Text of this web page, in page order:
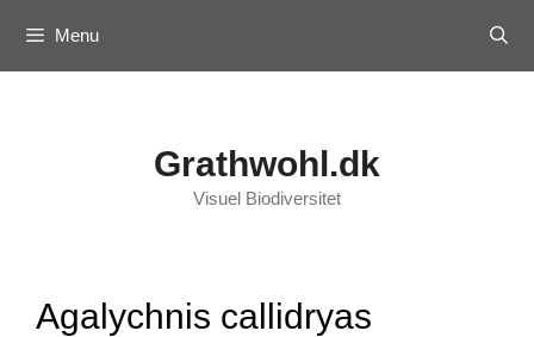
content
Menu
Grathwohl.dk
Visuel Biodiversitet
Agalychnis callidryas